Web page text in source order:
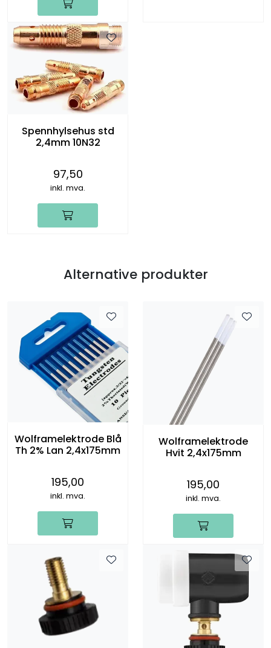
Spennhylsehus std
2,4mm 10N32
97,50
inkl. mva.
Alternative produkter
Wolframelektrode Blå
Th 2% Lan 2,4x175mm
195,00
inkl. mva.
Wolframelektrode
Hvit 2,4x175mm
195,00
inkl. mva.